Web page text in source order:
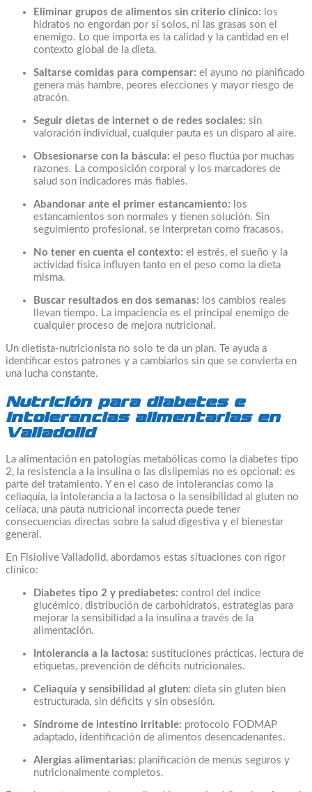
Eliminar grupos de alimentos sin criterio clínico: los
hidratos no engordan por sí solos, ni las grasas son el
enemigo. Lo que importa es la calidad y la cantidad en el
contexto global de la dieta.
Saltarse comidas para compensar: el ayuno no planificado
genera más hambre, peores elecciones y mayor riesgo de
atracón.
Seguir dietas de internet o de redes sociales: sin
valoración individual, cualquier pauta es un disparo al aire.
Obsesionarse con la báscula: el peso fluctúa por muchas
razones. La composición corporal y los marcadores de
salud son indicadores más fiables.
Abandonar ante el primer estancamiento: los
estancamientos son normales y tienen solución. Sin
seguimiento profesional, se interpretan como fracasos.
No tener en cuenta el contexto: el estrés, el sueño y la
actividad física influyen tanto en el peso como la dieta
misma.
Buscar resultados en dos semanas: los cambios reales
llevan tiempo. La impaciencia es el principal enemigo de
cualquier proceso de mejora nutricional.
Un dietista-nutricionista no solo te da un plan. Te ayuda a
identificar estos patrones y a cambiarlos sin que se convierta en
una lucha constante.
Nutrición para diabetes e
intolerancias alimentarias en
Valladolid
La alimentación en patologías metabólicas como la diabetes tipo
2, la resistencia a la insulina o las dislipemias no es opcional: es
parte del tratamiento. Y en el caso de intolerancias como la
celiaquía, la intolerancia a la lactosa o la sensibilidad al gluten no
celíaca, una pauta nutricional incorrecta puede tener
consecuencias directas sobre la salud digestiva y el bienestar
general.
En Fisiolive Valladolid, abordamos estas situaciones con rigor
clínico:
Diabetes tipo 2 y prediabetes: control del índice
glucémico, distribución de carbohidratos, estrategias para
mejorar la sensibilidad a la insulina a través de la
alimentación.
Intolerancia a la lactosa: sustituciones prácticas, lectura de
etiquetas, prevención de déficits nutricionales.
Celiaquía y sensibilidad al gluten: dieta sin gluten bien
estructurada, sin déficits y sin obsesión.
Síndrome de intestino irritable: protocolo FODMAP
adaptado, identificación de alimentos desencadenantes.
Alergias alimentarias: planificación de menús seguros y
nutricionalmente completos.